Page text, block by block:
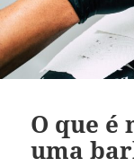
O que é
uma